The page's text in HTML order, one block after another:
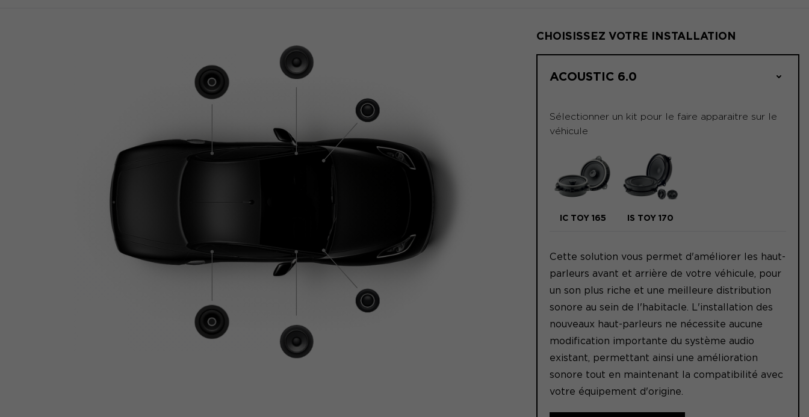
CHOISISSEZ VOTRE INSTALLATION
ACOUSTIC 6.0
Sélectionner un kit pour le faire apparaitre sur le
véhicule
IC TOY 165 IS TOY 170
Cette solution vous permet d'améliorer les haut-
parleurs avant et arrière de votre véhicule, pour
un son plus riche et une meilleure distribution
sonore au sein de l'habitacle. L'installation des
nouveaux haut-parleurs ne nécessite aucune
modification importante du système audio
existant, permettant ainsi une amélioration
sonore tout en maintenant la compatibilité avec
votre équipement d'origine.